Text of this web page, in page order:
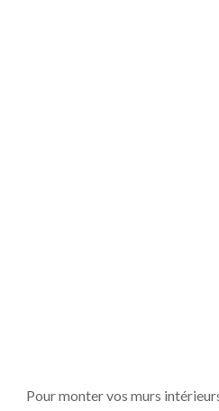
Pour monter vos murs